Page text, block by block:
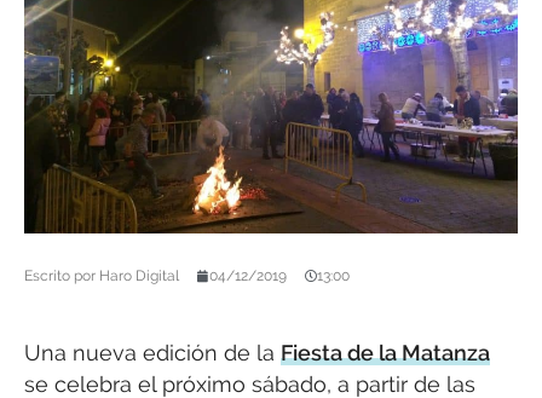
Escrito por Haro Digital 04/12/2019 13:00
Una nueva edición de la Fiesta de la Matanza
se celebra el próximo sábado, a partir de las